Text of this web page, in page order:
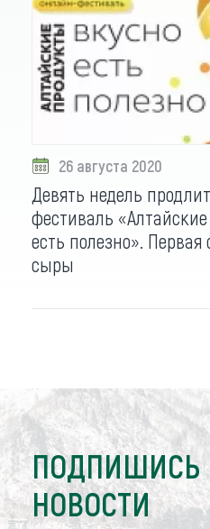
26 августа 2020
Девять недель
фестиваль
есть полезно».
сыры
ПОДПИШИСЬ
НОВОСТИ